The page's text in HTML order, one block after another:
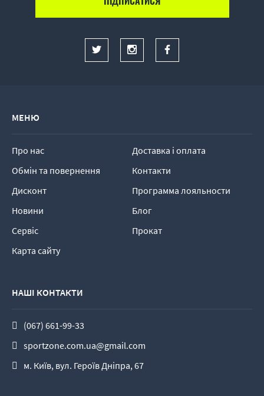
МЕНЮ
Про нас
Доставка і оплата
Обмін та повернення
Контакти
Дисконт
Программа лояльности
Новини
Блог
Сервіс
Прокат
Карта сайту
НАШІ КОНТАКТИ
(067) 661-99-33
sportzone.com.ua@gmail.com
м. Київ, вул. Героїв Дніпра, 67